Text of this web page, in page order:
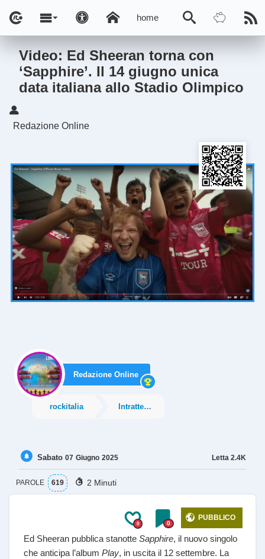
home
Video: Ed Sheeran torna con
‘Sapphire’. Il 14 giugno unica
data italiana allo Stadio Olimpico
Redazione Online
Redazione Online
rockitalia Intrattenimento
Letta 2.4K
Sabato 07 Giugno 2025
PAROLE 619 2 Minuti
0 0
PUBBLICO
Ed Sheeran pubblica stanotte Sapphire, il nuovo singolo
che anticipa l’album Play, in uscita il 12 settembre. La